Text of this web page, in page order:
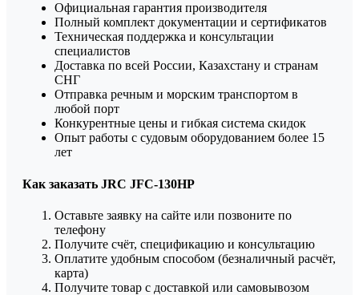
Официальная гарантия производителя
Полный комплект документации и сертификатов
Техническая поддержка и консультации
специалистов
Доставка по всей России, Казахстану и странам
СНГ
Отправка речным и морским транспортом в
любой порт
Конкурентные цены и гибкая система скидок
Опыт работы с судовым оборудованием более 15
лет
Как заказать JRC JFC-130HP
Оставьте заявку на сайте или позвоните по
телефону
Получите счёт, спецификацию и консультацию
Оплатите удобным способом (безналичный расчёт,
карта)
Получите товар с доставкой или самовывозом